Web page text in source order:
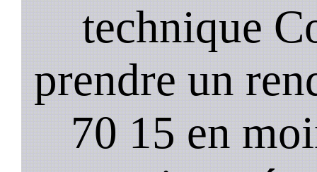
technique
prendre un
70 15 en